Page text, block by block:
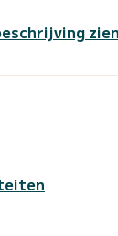
personen .
beste
Rigel er 3
over de
op voor een
zien